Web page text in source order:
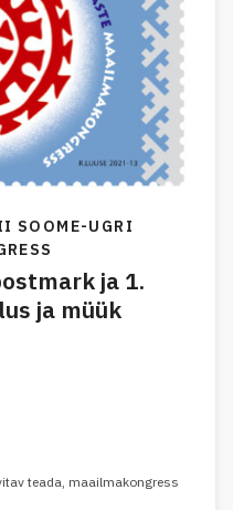
SOOME-UGRI
ja 1.
ja müük
teada, maailmakongress